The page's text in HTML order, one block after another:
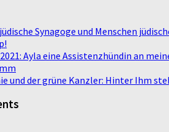
Synagoge und Menschen
Ayla eine Assistenzhündin an
und der grüne Kanzler: Hinter Ihm